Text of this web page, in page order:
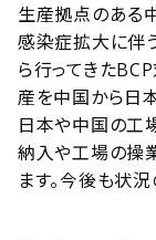
生産拠点のある
感染症拡大に伴
ら行ってきた
産を中国から日
日本や中国の工
納入や工場の操
ます。今後も状